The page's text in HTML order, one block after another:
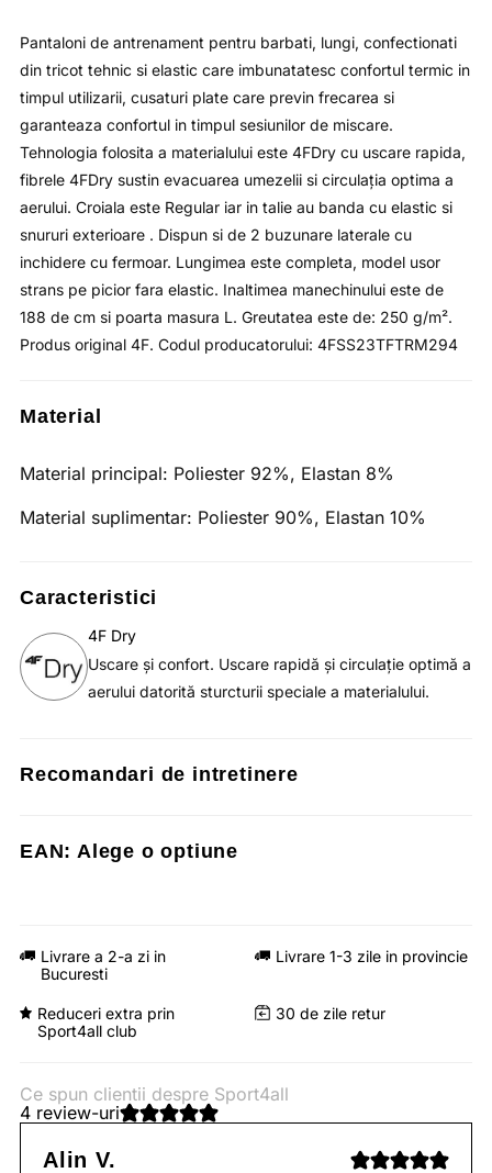
Pantaloni de antrenament pentru barbati, lungi, confectionati
din tricot tehnic si elastic care imbunatatesc confortul termic in
timpul utilizarii, cusaturi plate care previn frecarea si
garanteaza confortul in timpul sesiunilor de miscare.
Tehnologia folosita a materialului este 4FDry cu uscare rapida,
fibrele 4FDry sustin evacuarea umezelii si circulaţia optima a
aerului. Croiala este Regular iar in talie au banda cu elastic si
snururi exterioare . Dispun si de 2 buzunare laterale cu
inchidere cu fermoar. Lungimea este completa, model usor
strans pe picior fara elastic. Inaltimea manechinului este de
188 de cm si poarta masura L. Greutatea este de: 250 g/m².
Produs original 4F. Codul producatorului: 4FSS23TFTRM294
Material
Material principal: Poliester 92%, Elastan 8%
Material suplimentar: Poliester 90%, Elastan 10%
Caracteristici
4F Dry
Uscare şi confort. Uscare rapidă şi circulaţie optimă a
aerului datorită sturcturii speciale a materialului.
Recomandari de intretinere
EAN: Alege o optiune
Livrare a 2-a zi in
Bucuresti
Livrare 1-3 zile in provincie
Reduceri extra prin
Sport4all club
30 de zile retur
Ce spun clientii despre Sport4all
4 review-uri
Alin V.